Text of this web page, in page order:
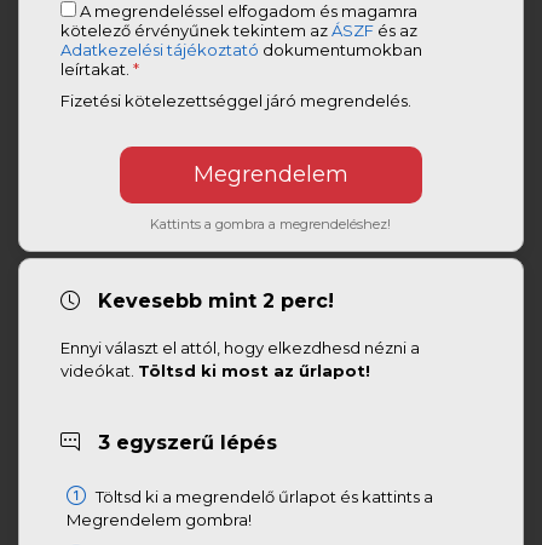
A megrendeléssel elfogadom és magamra
kötelező érvényűnek tekintem azÁSZF és az
Adatkezelési tájékoztató dokumentumokban
leírtakat.*
Fizetési kötelezettséggel járó megrendelés.
Kattints a gombra a megrendeléshez!
Kevesebb mint 2 perc!
Ennyi választ el attól, hogy elkezdhesd nézni a
videókat. Töltsd ki most az űrlapot!
3 egyszerű lépés
Töltsd ki a megrendelő űrlapot és kattints a
Megrendelem gombra!